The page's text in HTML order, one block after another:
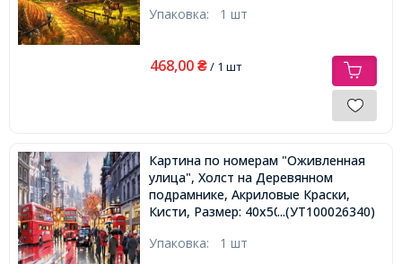
Упаковка: 1 шт
468,00 ₴/ 1 шт
Картина по номерам "Оживленная
улица", Холст на Деревянном
подрамнике, Акриловые Краски,
Кисти, Размер: 40х50см,...(УТ100026340)
Упаковка: 1 шт